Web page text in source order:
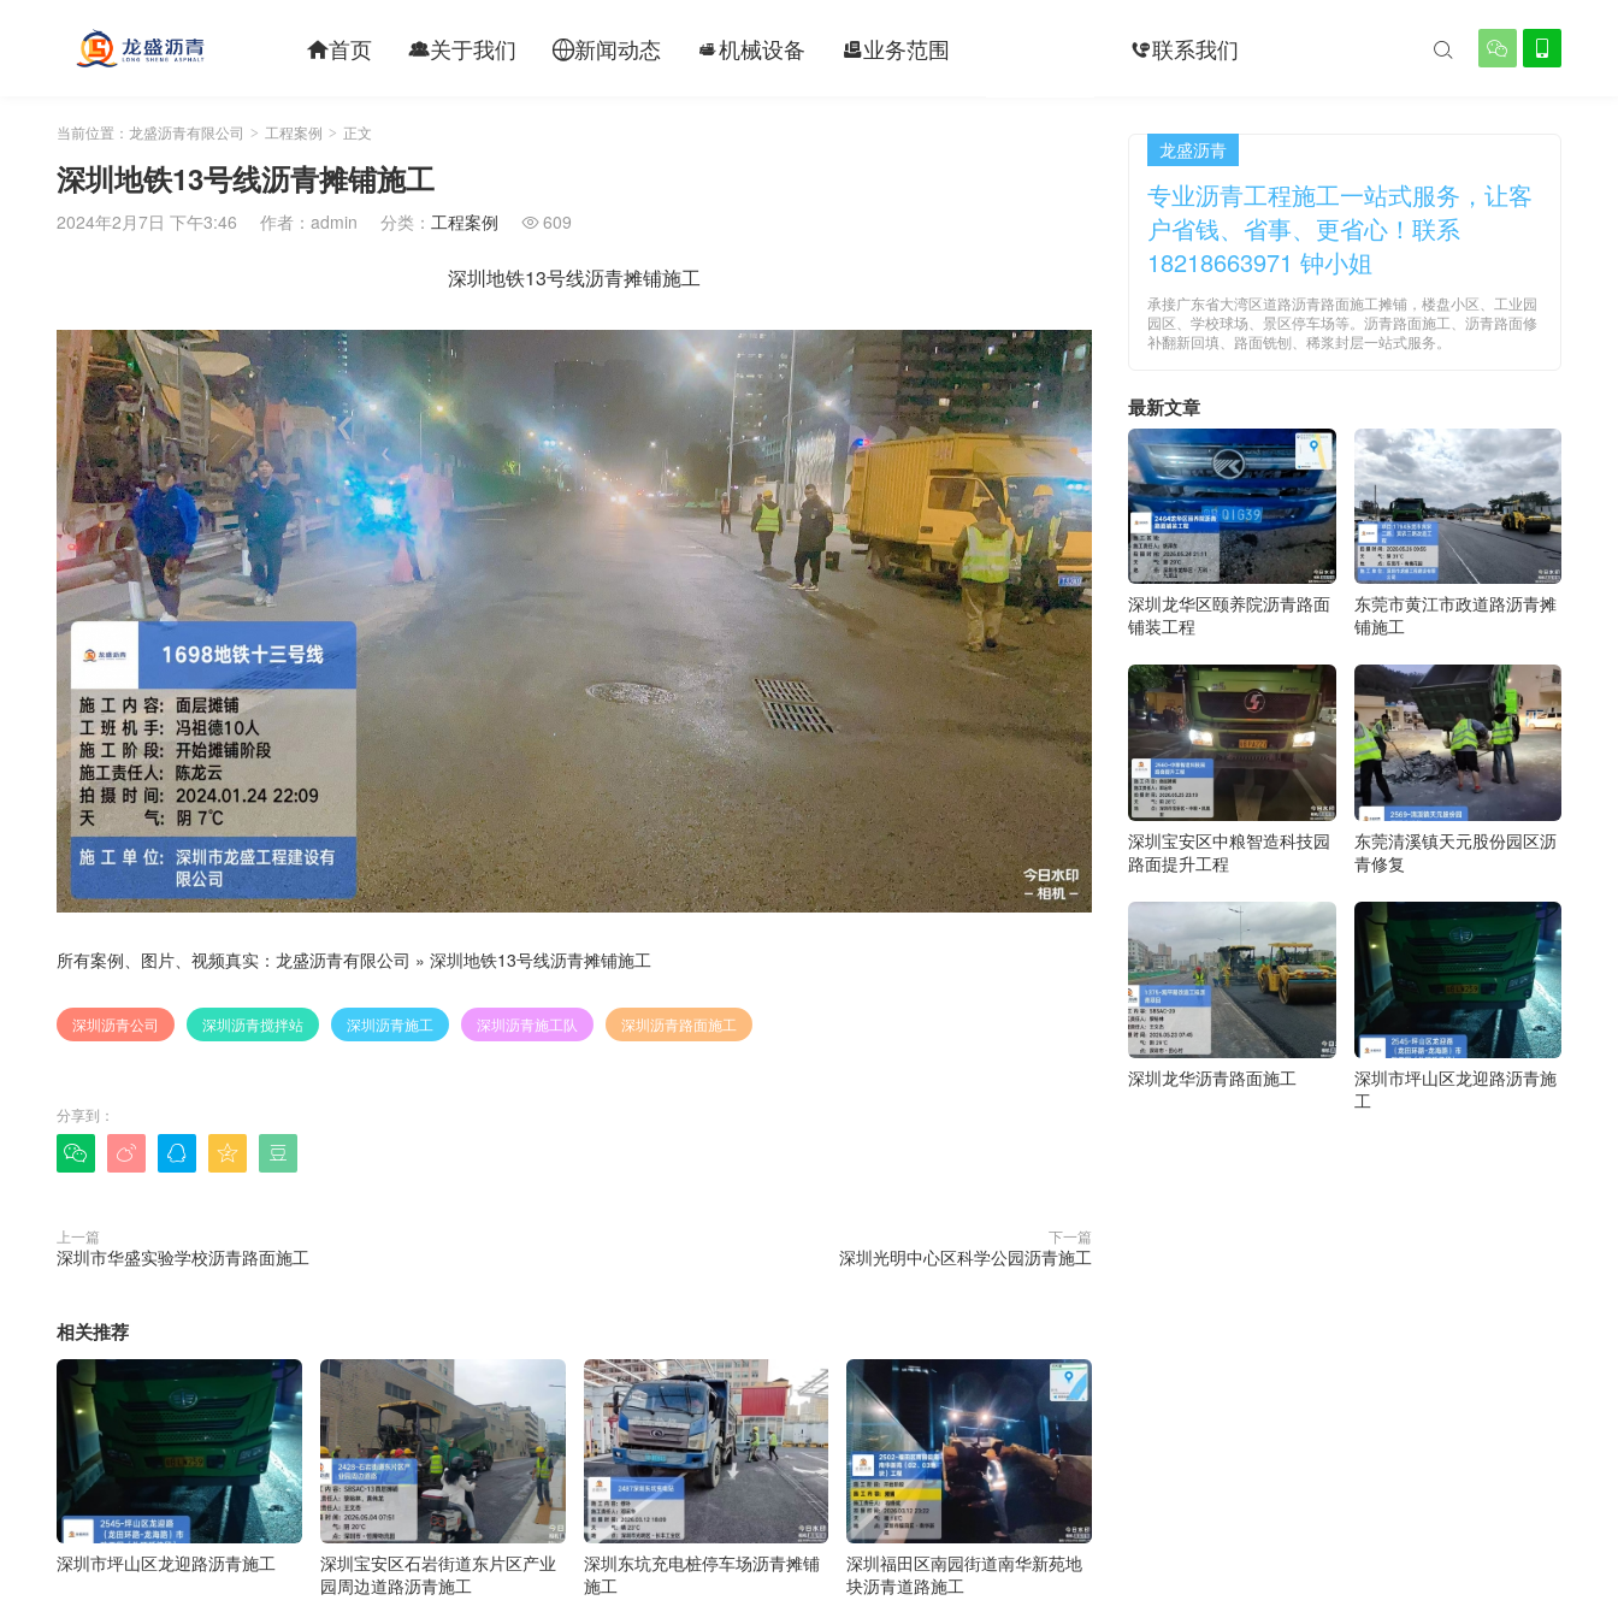
首页 关于我们 新闻动态 机械设备 业务范围 联系我们  

当前位置： 龙盛沥青有限公司 > 工程案例 > 正文
深圳地铁13号线沥青摊铺施工
2024年2月7日 下午3:46 作者：admin 分类： 工程案例  609
深圳地铁13号线沥青摊铺施工
所有案例、图片、视频真实： 龙盛沥青有限公司 » 深圳地铁13号线沥青摊铺施工
深圳沥青公司 深圳沥青搅拌站 深圳沥青施工 深圳沥青施工队 深圳沥青路面施工
分享到：
    
上一篇
深圳市华盛实验学校沥青路面施工
下一篇
深圳光明中心区科学公园沥青施工
相关推荐
深圳市坪山区龙迎路沥青施工
深圳宝安区石岩街道东片区产业
园周边道路沥青施工
深圳东坑充电桩停车场沥青摊铺
施工
深圳福田区南园街道南华新苑地
块沥青道路施工
龙盛沥青
专业沥青工程施工一站式服务，让客
户省钱、省事、更省心！联系
18218663971 钟小姐
承接广东省大湾区道路沥青路面施工摊铺，楼盘小区、工业园
园区、学校球场、景区停车场等。沥青路面施工、沥青路面修
补翻新回填、路面铣刨、稀浆封层一站式服务。
最新文章
深圳龙华区颐养院沥青路面
铺装工程
东莞市黄江市政道路沥青摊
铺施工
深圳宝安区中粮智造科技园
路面提升工程
东莞清溪镇天元股份园区沥
青修复
深圳龙华沥青路面施工
深圳市坪山区龙迎路沥青施
工